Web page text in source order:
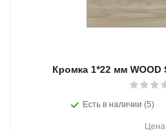
Кромка 1*22 мм WOOD
Есть в наличии (5)
Цена